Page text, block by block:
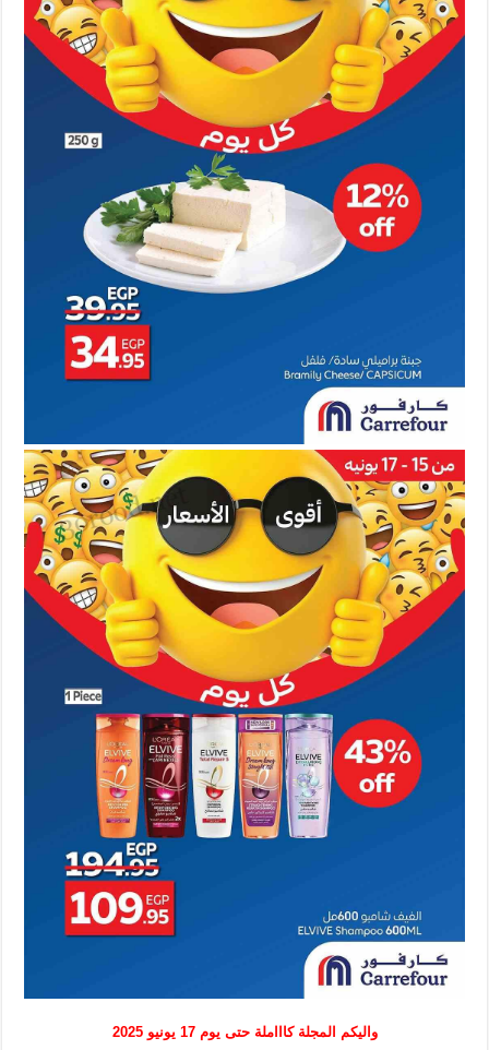
واليكم المجلة كاااملة حتى يوم 17 يونيو 2025